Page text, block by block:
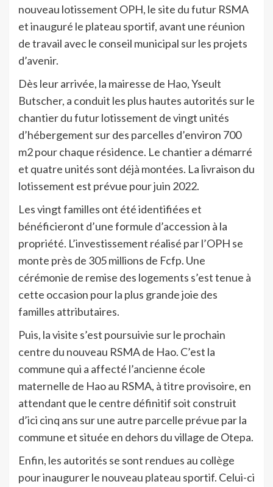
nouveau lotissement OPH, le site du futur RSMA
et inauguré le plateau sportif, avant une réunion
de travail avec le conseil municipal sur les projets
d’avenir.
Dès leur arrivée, la mairesse de Hao, Yseult
Butscher, a conduit les plus hautes autorités sur le
chantier du futur lotissement de vingt unités
d’hébergement sur des parcelles d’environ 700
m2 pour chaque résidence. Le chantier a démarré
et quatre unités sont déjà montées. La livraison du
lotissement est prévue pour juin 2022.
Les vingt familles ont été identifiées et
bénéficieront d’une formule d’accession à la
propriété. L’investissement réalisé par l’OPH se
monte près de 305 millions de Fcfp. Une
cérémonie de remise des logements s’est tenue à
cette occasion pour la plus grande joie des
familles attributaires.
Puis, la visite s’est poursuivie sur le prochain
centre du nouveau RSMA de Hao. C’est la
commune qui a affecté l’ancienne école
maternelle de Hao au RSMA, à titre provisoire, en
attendant que le centre définitif soit construit
d’ici cinq ans sur une autre parcelle prévue par la
commune et située en dehors du village de Otepa.
Enfin, les autorités se sont rendues au collège
pour inaugurer le nouveau plateau sportif. Celui-ci